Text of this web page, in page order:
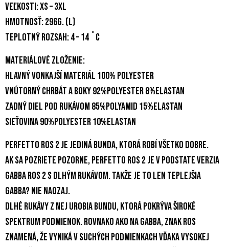
Veľkosti: XS – 3XL
Hmotnosť: 296g. (L)
Teplotný rozsah: 4 – 14 ˚C
Materiálové zloženie:
Hlavný vonkajší materiál 100% polyester
Vnútorný chrbát a boky 92%polyester 8%elastan
Zadný diel pod rukávom 85%polyamid 15%elastan
Sieťovina 90%polyester 10%elastan
Perfetto RoS 2 je jediná bunda, ktorá robí všetko dobre.
Ak sa pozriete pozorne, Perfetto RoS 2 je v podstate verzia
Gabba RoS 2 s dlhým rukávom. Takže je to len teplejšia
Gabba? Nie naozaj.
Dlhé rukávy z nej urobia bundu, ktorá pokrýva široké
spektrum podmienok. Rovnako ako na Gabba, znak RoS
znamená, že vyniká v suchých podmienkach vďaka vysokej